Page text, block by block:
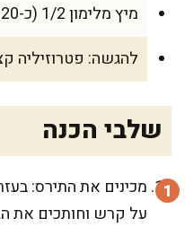
מיץ מלימון 1/2 (כ-20 מ"ל), להגשה
להגשה: פטרוזיליה
שלבי הכנה
מכינים את התירס:
על קרש וחותכים את